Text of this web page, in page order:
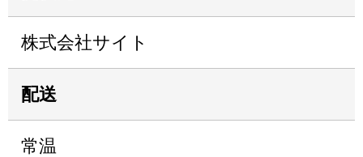
株式会社サイト
配送
常温